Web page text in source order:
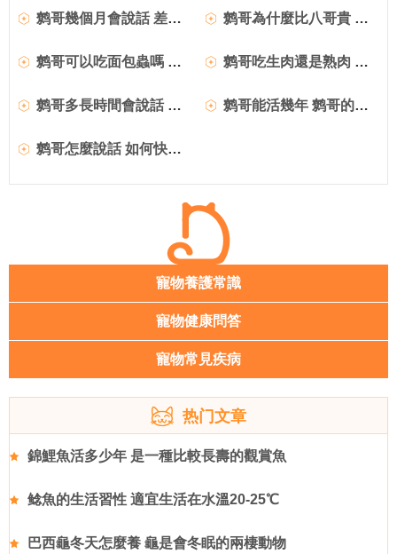
鹩哥幾個月會說話 差不多兩到三個月 鹩哥為什麼比八哥貴 說話清晰學語能力更高
鹩哥可以吃面包蟲嗎 鹩哥的雛食以面包蟲為主 鹩哥吃生肉還是熟肉 少給鹩哥吃生肉或別吃
鹩哥多長時間會說話 宜為1歲以下的幼鳥 鹩哥能活幾年 鹩哥的壽命平均在15年左右
鹩哥怎麼說話 如何快速教鹩哥說話的方法
寵物養護常識
寵物健康問答
寵物常見疾病
热门文章
錦鯉魚活多少年 是一種比較長壽的觀賞魚
鲶魚的生活習性 適宜生活在水溫20-25℃
巴西龜冬天怎麼養 龜是會冬眠的兩棲動物